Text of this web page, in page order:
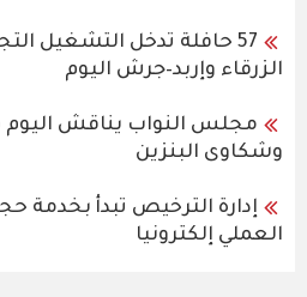
57 حافلة تدخل التشغيل
الزرقاء وإربد–جرش اليوم
مجلس النواب يناقش اليوم
وشكاوى البنزين
إدارة الترخيص تبدأ بخدمة
العملي إلكترونيا